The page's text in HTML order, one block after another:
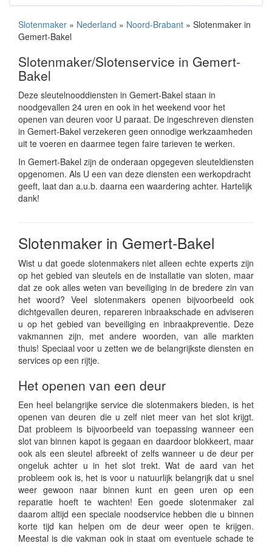
Slotenmaker » Nederland » Noord-Brabant » Slotenmaker in
Gemert-Bakel
Slotenmaker/Slotenservice in Gemert-
Bakel
Deze sleutelnooddiensten in Gemert-Bakel staan in
noodgevallen 24 uren en ook in het weekend voor het
openen van deuren voor U paraat. De ingeschreven diensten
in Gemert-Bakel verzekeren geen onnodige werkzaamheden
uit te voeren en daarmee tegen faire tarieven te werken.
In Gemert-Bakel zijn de onderaan opgegeven sleuteldiensten
opgenomen. Als U een van deze diensten een werkopdracht
geeft, laat dan a.u.b. daarna een waardering achter. Hartelijk
dank!
Slotenmaker in Gemert-Bakel
Wist u dat goede slotenmakers niet alleen echte experts zijn
op het gebied van sleutels en de installatie van sloten, maar
dat ze ook alles weten van beveiliging in de bredere zin van
het woord? Veel slotenmakers openen bijvoorbeeld ook
dichtgevallen deuren, repareren inbraakschade en adviseren
u op het gebied van beveiliging en inbraakpreventie. Deze
vakmannen zijn, met andere woorden, van alle markten
thuis! Speciaal voor u zetten we de belangrijkste diensten en
services op een rijtje.
Het openen van een deur
Een heel belangrijke service die slotenmakers bieden, is het
openen van deuren die u zelf niet meer van het slot krijgt.
Dat probleem is bijvoorbeeld van toepassing wanneer een
slot van binnen kapot is gegaan en daardoor blokkeert, maar
ook als een sleutel afbreekt of zelfs wanneer u de deur per
ongeluk achter u in het slot trekt. Wat de aard van het
probleem ook is, het is voor u natuurlijk belangrijk dat u snel
weer gewoon naar binnen kunt en geen uren op een
reparatie hoeft te wachten! Een goede slotenmaker zal
daarom altijd een speciale noodservice hebben die u binnen
korte tijd kan helpen om de deur weer open te krijgen.
Meestal is die vakman ook in staat om eventuele schade te